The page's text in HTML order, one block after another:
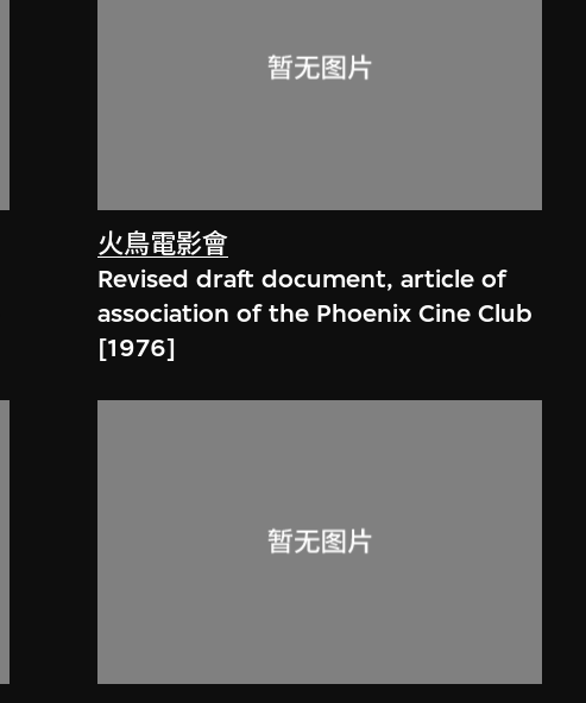
火鳥電影會
Revised draft document, article of
association of the Phoenix Cine Club
[1976]